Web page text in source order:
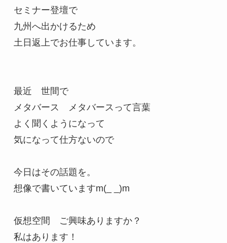
セミナー登壇で
九州へ出かけるため
土日返上でお仕事しています。
最近　世間で
メタバース　メタバースって言葉
よく聞くようになって
気になって仕方ないので
今日はその話題を。
想像で書いていますm(_ _)m
仮想空間　ご興味ありますか？
私はあります！